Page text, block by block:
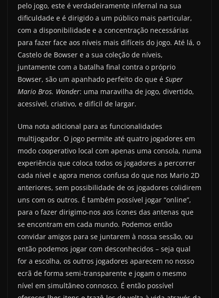
pelo jogo, este é verdadeiramente infernal na sua
dificuldade e é dirigido a um público mais particular,
com a disponibilidade e a concentração necessárias
para fazer face aos níveis mais difíceis do jogo. Até lá, o
Castelo de Bowser e a sua coleção de níveis,
juntamente com a batalha final contra o próprio
Bowser, são um apanhado perfeito do que é Super
Mario Bros. Wonder: uma maravilha de jogo, divertido,
acessível, criativo, e difícil de largar.
Uma nota adicional para as funcionalidades
multijogador. O jogo permite até quatro jogadores em
modo cooperativo local com apenas uma consola, numa
experiência que coloca todos os jogadores a percorrer
cada nível e agora menos confusa do que nos Mario 2D
anteriores, sem possibilidade de os jogadores colidirem
uns com os outros. É também possível jogar “online”,
para o fazer dirigimo-nos aos ícones das antenas que
se encontram em cada mundo. Podemos então
convidar amigos para se juntarem à nossa sessão, ou
então podemos jogar com desconhecidos – seja qual
for a escolha, os outros jogadores aparecem no nosso
ecrã de forma semi-transparente e jogam o mesmo
nível em simultâneo connosco. É então possível